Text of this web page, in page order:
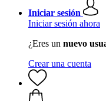
Iniciar sesión
Iniciar sesión ahora
¿Eres un nuevo
Crear una cuenta